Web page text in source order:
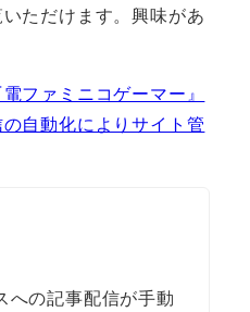
ただけます。興味があ
ファミニコゲーマー』
自動化によりサイト管
への記事配信が手動